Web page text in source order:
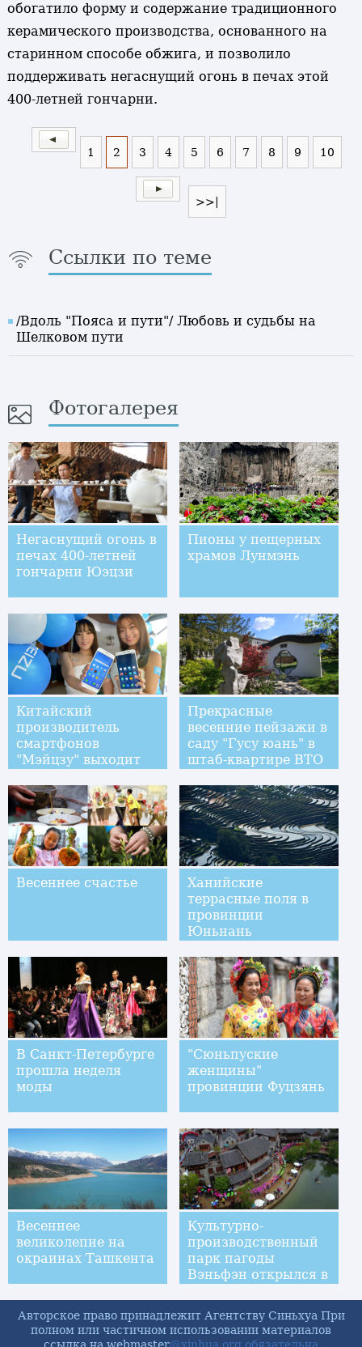
обогатило форму и содержание традиционного
керамического производства, основанного на
старинном способе обжига, и позволило
поддерживать негаснущий огонь в печах этой
400-летней гончарни.
1 2 3 4 5 6 7 8 9 10
>>|
Ссылки по теме
/Вдоль "Пояса и пути"/ Любовь и судьбы на
Шелковом пути
Фотогалерея
Негаснущий огонь в
печах 400-летней
гончарни Юэцзи
Пионы у пещерных
храмов Лунмэнь
Китайский
производитель
смартфонов
"Мэйцзу" выходит
рынок
Прекрасные
весенние пейзажи в
саду "Гусу юань" в
штаб-квартире ВТО
Весеннее счастье
Ханийские
террасные поля в
провинции
Юньнань
В Санкт-Петербурге
прошла неделя
моды
"Сюньпуские
женщины"
провинции Фуцзянь
Весеннее
великолепие на
окраинах Ташкента
Культурно-
производственный
парк пагоды
Вэньфэн открылся в
Авторское право принадлежит Агентству Синьхуа При
полном или частичном использовании материалов